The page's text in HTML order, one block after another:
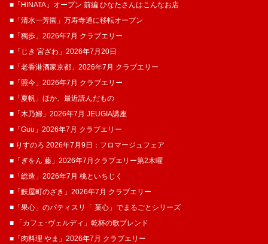
■「HINATA」オープン 前編 ひなたさんはこんなお店
■「清水一芳園」万寿寺通に移転オープン
■「獨歩」2026年7月 クラブエリー
■「じき 宮ざわ」2026年7月20日
■「老香港酒家京都」2026年7月 クラブエリー
■「照今」2026年7月 クラブエリー
■「夏帆」ほか、最近読んだもの
■「木乃婦」2026年7月 JEUGIA講座
■「Guu」2026年7月 クラブエリー
■ りすのろ 2026年7月9日：フロマージュフェア
■「ぎをん 藤」2026年7月クラブエリー第2木曜
■「総造」2026年7月 桃といちじく
■「麩屋町のざき」2026年7月 クラブエリー
■「果心」のパティスリ「 菓​心」でまるごとシリーズ
■ 「カフェ･ヴェルディ」乾杯の歌ブレンド
■「肉料理 やま」2026年7月 クラブエリー